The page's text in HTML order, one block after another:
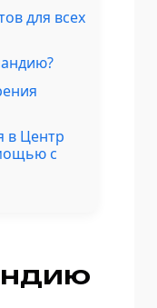
для всех
в Центр
с